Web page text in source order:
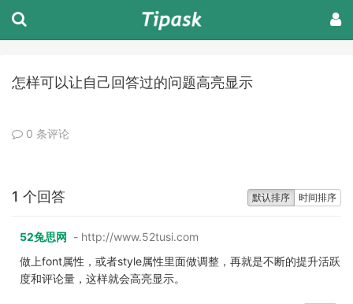
怎样可以让自己回答过的问题高亮显示
0 条评论
默认排序 时间排序
1 个回答
52兔思网 - http://www.52tusi.com
做上font属性，或者style属性里面做调整，再就是不断的提升活跃
度和评论量，这样就会高亮显示。